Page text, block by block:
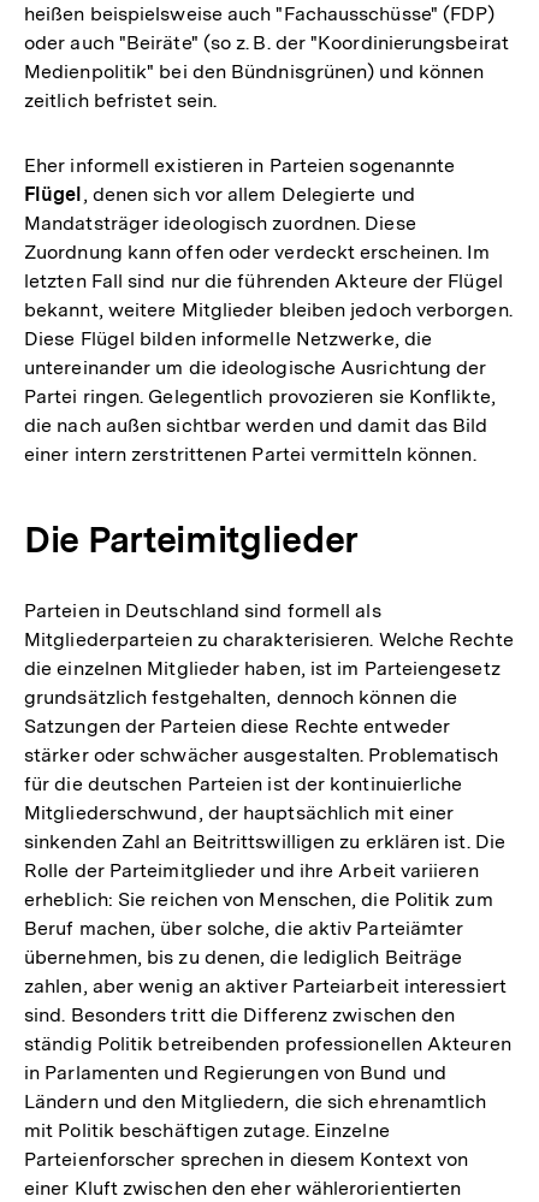
heißen beispielsweise auch "Fachausschüsse" (FDP)
oder auch "Beiräte" (so z. B. der "Koordinierungsbeirat
Medienpolitik" bei den Bündnisgrünen) und können
zeitlich befristet sein.
Eher informell existieren in Parteien sogenannte
Flügel , denen sich vor allem Delegierte und
Mandatsträger ideologisch zuordnen. Diese
Zuordnung kann offen oder verdeckt erscheinen. Im
letzten Fall sind nur die führenden Akteure der Flügel
bekannt, weitere Mitglieder bleiben jedoch verborgen.
Diese Flügel bilden informelle Netzwerke, die
untereinander um die ideologische Ausrichtung der
Partei ringen. Gelegentlich provozieren sie Konflikte,
die nach außen sichtbar werden und damit das Bild
einer intern zerstrittenen Partei vermitteln können.
Die Parteimitglieder
Parteien in Deutschland sind formell als
Mitgliederparteien zu charakterisieren. Welche Rechte
die einzelnen Mitglieder haben, ist im Parteiengesetz
grundsätzlich festgehalten, dennoch können die
Satzungen der Parteien diese Rechte entweder
stärker oder schwächer ausgestalten. Problematisch
für die deutschen Parteien ist der kontinuierliche
Mitgliederschwund, der hauptsächlich mit einer
sinkenden Zahl an Beitrittswilligen zu erklären ist. Die
Rolle der Parteimitglieder und ihre Arbeit variieren
erheblich: Sie reichen von Menschen, die Politik zum
Beruf machen, über solche, die aktiv Parteiämter
übernehmen, bis zu denen, die lediglich Beiträge
zahlen, aber wenig an aktiver Parteiarbeit interessiert
sind. Besonders tritt die Differenz zwischen den
ständig Politik betreibenden professionellen Akteuren
in Parlamenten und Regierungen von Bund und
Ländern und den Mitgliedern, die sich ehrenamtlich
mit Politik beschäftigen zutage. Einzelne
Parteienforscher sprechen in diesem Kontext von
einer Kluft zwischen den eher wählerorientierten